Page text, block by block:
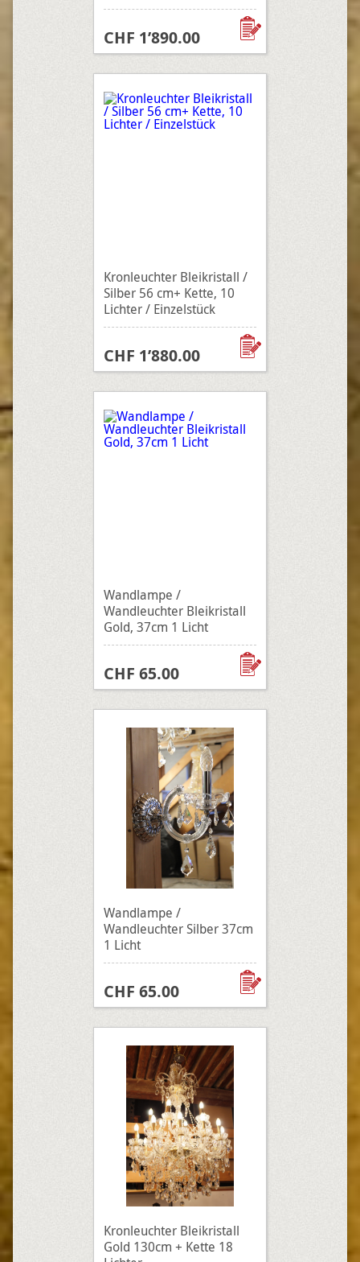
CHF 1’890.00
Kronleuchter Bleikristall /
Silber 56 cm+ Kette, 10
Lichter / Einzelstück
CHF 1’880.00
Wandlampe /
Wandleuchter Bleikristall
Gold, 37cm 1 Licht
CHF 65.00
Wandlampe /
Wandleuchter Silber 37cm
1 Licht
CHF 65.00
Kronleuchter Bleikristall
Gold 130cm + Kette 18